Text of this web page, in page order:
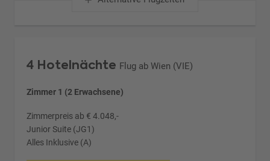
4 Hotelnächte Flug ab Wien (VIE)
Zimmer 1 (2 Erwachsene)
Zimmerpreis ab € 4.048,-
Junior Suite (JG1)
Alles Inklusive (A)